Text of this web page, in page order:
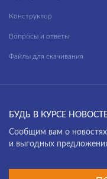
Конструктор
Вопросы и ответы
Файлы для скачивания
БУДЬ В КУРСЕ
Cообщим вам о
и выгодных